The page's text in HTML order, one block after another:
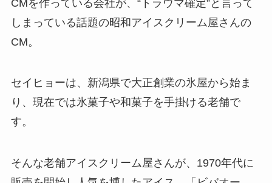
CMを作っている会社が、“トラウマ確定”と言って
しまっている話題の昭和アイスクリーム屋さんの
CM。
セイヒョーは、新潟県で大正創業の氷屋から始ま
り、現在では氷菓子や和菓子を手掛ける老舗で
す。
そんな老舗アイスクリーム屋さんが、1970年代に